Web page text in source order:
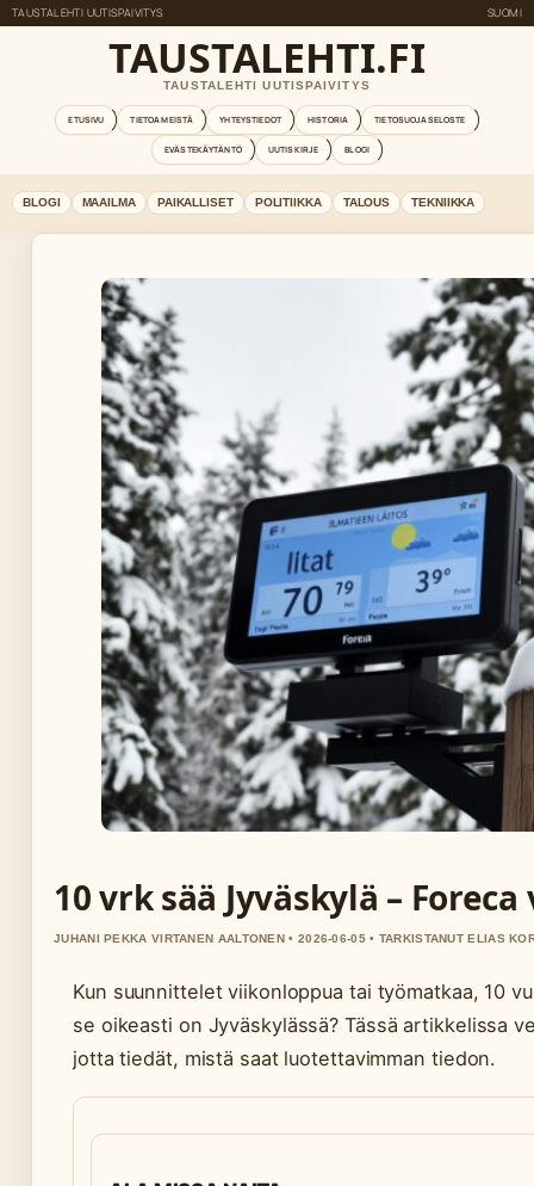
TAUSTALEHTI UUTISPAIVITYS SUOMI
TAUSTALEHTI.FI
TAUSTALEHTI UUTISPAIVITYS
ETUSIVU TIETOA MEISTÄ YHTEYSTIEDOT HISTORIA TIETOSUOJASELOSTE
EVÄSTEKÄYTÄNTÖ UUTISKIRJE BLOGI
BLOGI MAAILMA PAIKALLISET POLITIIKKA TALOUS TEKNIIKKA
10 vrk sää Jyväskylä –
JUHANI PEKKA VIRTANEN AALTONEN • 2026-06-05 • TARKISTANUT ELIAS
Kun suunnittelet viikonloppua tai työmatkaa, 10
se oikeasti on Jyväskylässä? Tässä artikkelissa
jotta tiedät, mistä saat luotettavimman tiedon.